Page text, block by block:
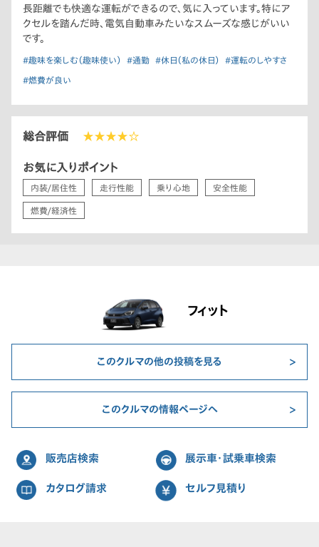
長距離でも快適な運転ができるので、気に入っています。特にア
クセルを踏んだ時、電気自動車みたいなスムーズな感じがいい
です。
#趣味を楽しむ（趣味使い） #通勤 #休日（私の休日） #運転のしやすさ
#燃費が良い
総合評価 ★★★★☆
お気に入りポイント
内装/居住性 走行性能 乗り心地 安全性能
燃費/経済性
フィット
このクルマの他の投稿を見る
このクルマの情報ページへ
販売店検索 展示車・試乗車検索
カタログ請求 セルフ見積り